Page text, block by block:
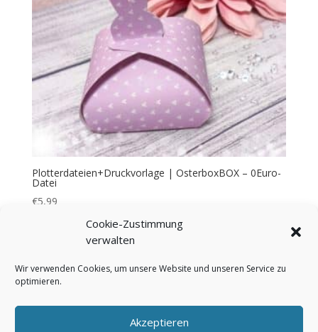
Cookie-Zustimmung
verwalten
Wir verwenden Cookies, um unsere Website und unseren Service zu
optimieren.
Akzeptieren
Plotterdateien+Druckvorlage | OsterboxBOX – 0Euro-
Datei
€5,99
Bezahlung & Versand
AGB
Impressum Über mich
Kontakt
Cookie-Richtlinie (EU)